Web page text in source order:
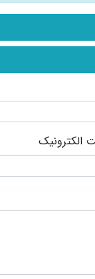
الکترونیک